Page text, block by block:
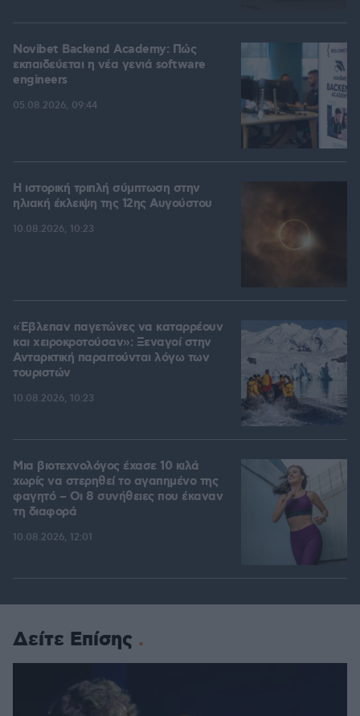
Novibet Backend Academy: Πώς
εκπαιδεύεται η νέα γενιά software
engineers
05.08.2026, 09:44
Η ιστορική τριπλή σύμπτωση στην
ηλιακή έκλειψη της 12ης Αυγούστου
10.08.2026, 10:23
«Έβλεπαν παγετώνες να καταρρέουν
και χειροκροτούσαν»: Ξεναγοί στην
Ανταρκτική παραιτούνται λόγω των
τουριστών
10.08.2026, 10:23
Μια βιοτεχνολόγος έχασε 10 κιλά
χωρίς να στερηθεί το αγαπημένο της
φαγητό – Οι 8 συνήθειες που έκαναν
τη διαφορά
10.08.2026, 12:01
Δείτε Επίσης